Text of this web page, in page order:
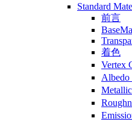
Standard
前言
着色
Vertex
Albedo